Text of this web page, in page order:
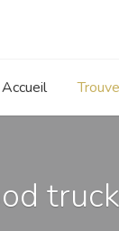
Accueil